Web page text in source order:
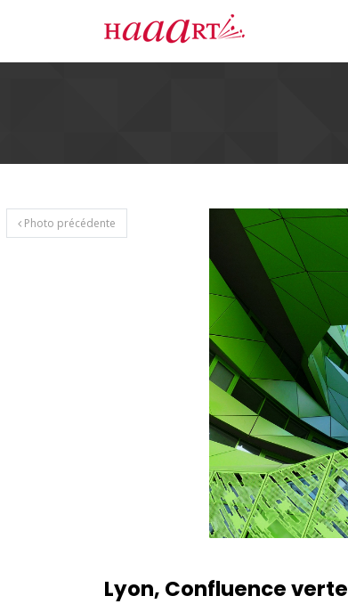
Photo précédente
Lyon, Confluence verte